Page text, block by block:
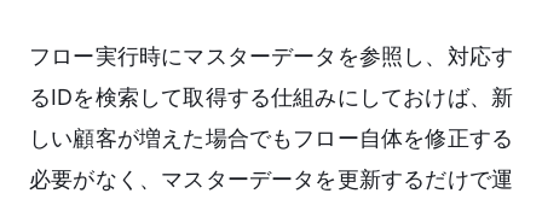
フロー実行時にマスターデータを参照し、対応す
るIDを検索して取得する仕組みにしておけば、新
しい顧客が増えた場合でもフロー自体を修正する
必要がなく、マスターデータを更新するだけで運